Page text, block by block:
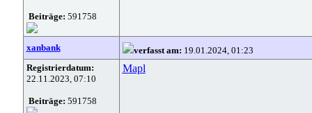
Beiträge: 591758
xanbank verfasst am: 19.01.2024, 01:23
Registrierdatum:
22.11.2023, 07:10
Beiträge: 591758
Mapl